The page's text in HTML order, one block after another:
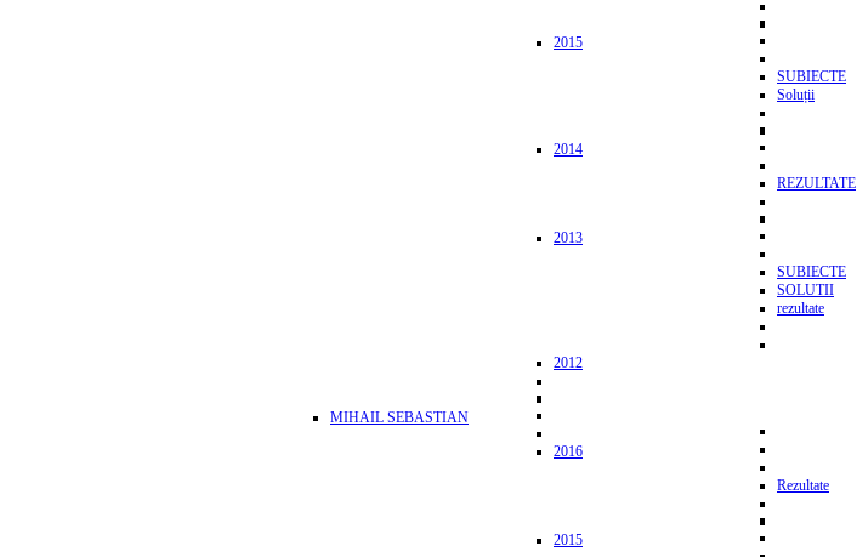
2015
SUBIECTE
Soluții
2014
REZULTATE
2013
SUBIECTE
SOLUTII
rezultate
2012
MIHAIL SEBASTIAN
2016
Rezultate
2015